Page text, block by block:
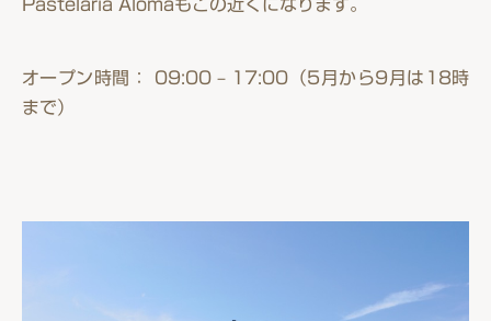
Pastelaria Alomaもこの近くになります。
オープン時間： 09:00 – 17:00（5月から9月は18時
まで）